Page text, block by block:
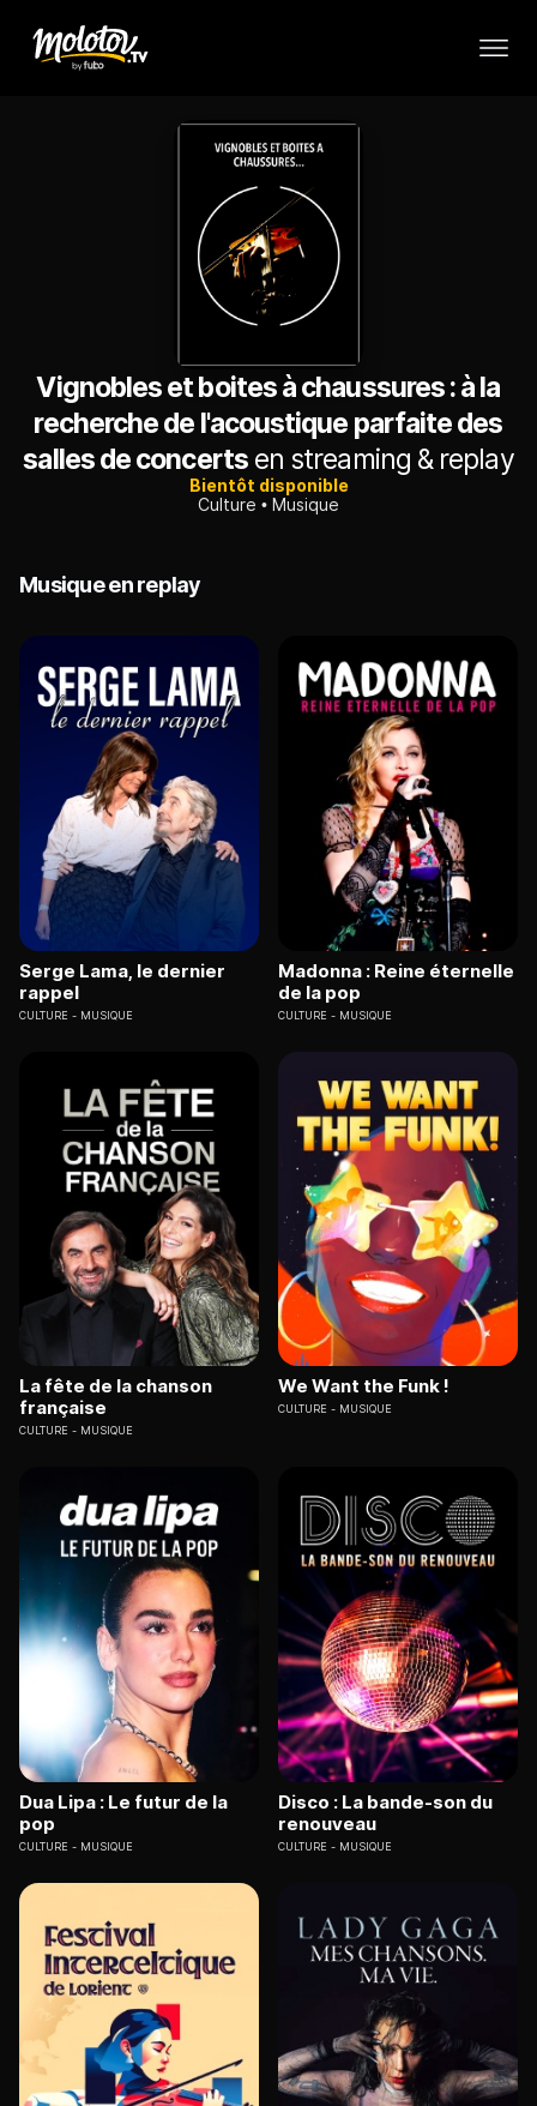
Vignobles et boites à chaussures : à la
recherche de l'acoustique parfaite des
salles de concertsen streaming & replay
Bientôt disponible
Culture
Musique
Musique en replay
Serge Lama, le dernier
rappel
CULTURE MUSIQUE
Madonna : Reine éternelle
de la pop
CULTURE MUSIQUE
La fête de la chanson
française
CULTURE MUSIQUE
We Want the Funk !
CULTURE MUSIQUE
Dua Lipa : Le futur de la
pop
CULTURE MUSIQUE
Disco : La bande-son du
renouveau
CULTURE MUSIQUE